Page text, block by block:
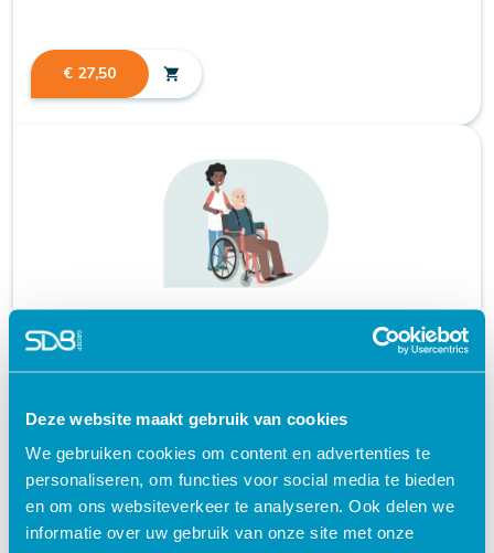
Deze website maakt gebruik van cookies
We gebruiken cookies om content en advertenties te
personaliseren, om functies voor social media te bieden
en om ons websiteverkeer te analyseren. Ook delen we
informatie over uw gebruik van onze site met onze
€ 27,50 shopping_cart
Advance Care Planning (ACP) | e-learning
schedule 120 MINUTEN